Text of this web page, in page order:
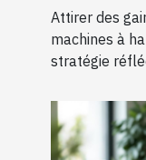
Attirer des
machines à
stratégie